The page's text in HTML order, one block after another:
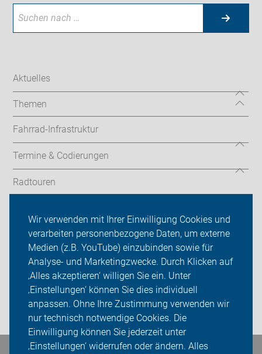
Wir verwenden mit Ihrer Einwilligung Cookies und
verarbeiten personenbezogene Daten, um externe
Medien (z.B. YouTube) einzubinden sowie für
Analyse- und Marketingzwecke. Durch Klicken auf
‚Alles akzeptieren‘ willigen Sie ein. Unter
‚Einstellungen‘ können Sie dies individuell
anpassen. Ohne Ihre Zustimmung verwenden wir
nur technisch notwendige Cookies. Die
Einwilligung können Sie jederzeit unter
‚Einstellungen‘ widerrufen oder ändern. Alles
Aktuelles
Themen
Fahrrad-Infrastruktur
Termine & Codierungen
Radtouren
Über uns
Sei dabei
Presse